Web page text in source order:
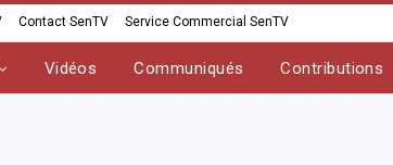
Contact SenTV Service Commercial SenTV
Vidéos Communiqués Contributions